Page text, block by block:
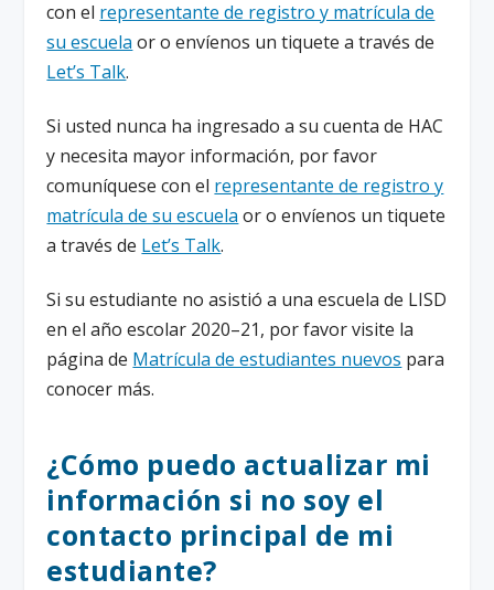
con el representante de registro y matrícula de
su escuela or o envíenos un tiquete a través de
Let’s Talk.
Si usted nunca ha ingresado a su cuenta de HAC
y necesita mayor información, por favor
comuníquese con el representante de registro y
matrícula de su escuela or o envíenos un tiquete
a través de Let’s Talk.
Si su estudiante no asistió a una escuela de LISD
en el año escolar 2020–21, por favor visite la
página de Matrícula de estudiantes nuevos para
conocer más.
¿Cómo puedo actualizar mi
información si no soy el
contacto principal de mi
estudiante?